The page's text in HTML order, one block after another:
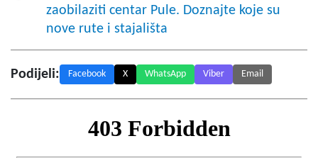
zaobilaziti centar Pule. Doznajte koje su
nove rute i stajališta
Podijeli: Facebook X WhatsApp Viber Email